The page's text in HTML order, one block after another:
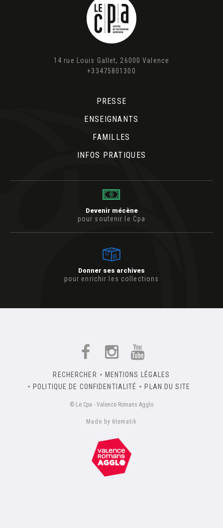
14 rue Louis Gallet, 26000 Valence
+33475801300
PRESSE
ENSEIGNANTS
FAMILLES
INFOS PRATIQUES
Devenir mécène
pour soutenir le Cpa
Donner ses archives
pour enrichir les collections
RECHERCHER
MENTIONS LÉGALES
POLITIQUE DE CONFIDENTIALITÉ
PLAN DU SITE
© Le Cpa - Valence Romans Agglo
Made by 6tematik